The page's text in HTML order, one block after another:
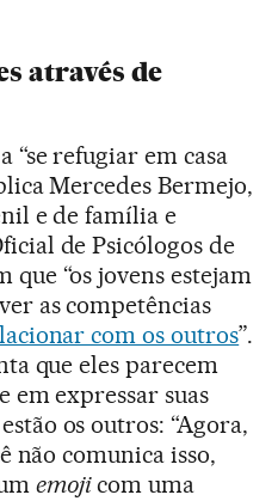
através de
“se refugiar em casa
Mercedes Bermejo,
e de família e
de Psicólogos de
que “os jovens estejam
as competências
com os outros”.
que eles parecem
expressar suas
os outros: “Agora,
não comunica isso,
emojicom uma